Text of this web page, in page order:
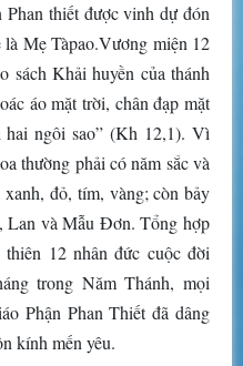
thiết được vinh dự đón
Mẹ Tàpao.Vương miện 12
sách Khải huyền của thánh
áo mặt trời, chân đạp mặt
ngôi sao” (Kh 12,1). Vì
thường phải có năm sắc và
đỏ, tím, vàng; còn bảy
Lan và Mẫu Đơn. Tổng hợp
12 nhân đức cuộc đời
trong Năm Thánh, mọi
Phận Phan Thiết đã dâng
kính mến yêu.